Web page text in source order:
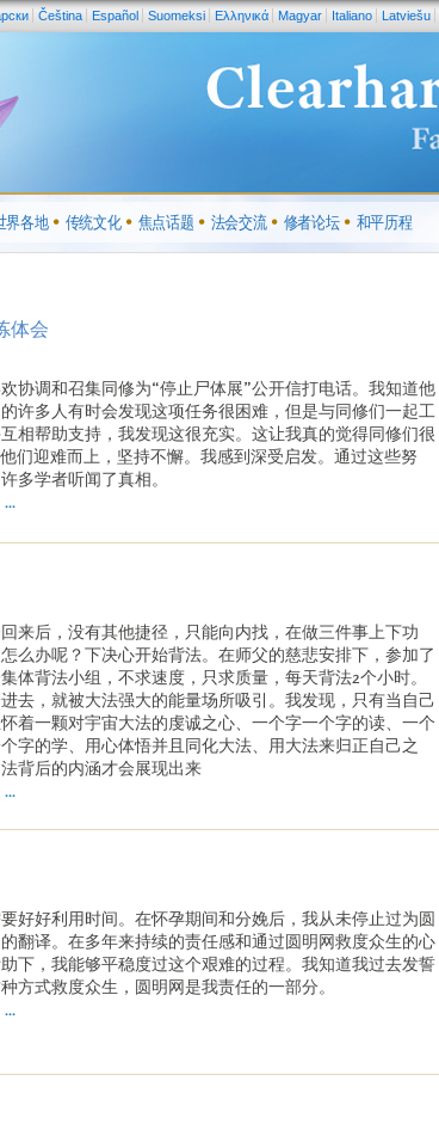
Čeština Español Suomeksi Ελληνικά Magyar Italiano Latviešu
界各地 传统文化 焦点话题 法会交流 修者论坛 和平历程
体会
协调和召集同修为“停止尸体展”公开信打电话。我知道他
许多人有时会发现这项任务很困难，但是与同修们一起工
相帮助支持，我发现这很充实。这让我真的觉得同修们很
们迎难而上，坚持不懈。我感到深受启发。通过这些努
多学者听闻了真相。
来后，没有其他捷径，只能向内找，在做三件事上下功
么办呢？下决心开始背法。在师父的慈悲安排下，参加了
体背法小组，不求速度，只求质量，每天背法2个小时。
去，就被大法强大的能量场所吸引。我发现，只有当自己
着一颗对宇宙大法的虔诚之心、一个字一个字的读、一个
字的学、用心体悟并且同化大法、用大法来归正自己之
背后的内涵才会展现出来
好好利用时间。在怀孕期间和分娩后，我从未停止过为圆
翻译。在多年来持续的责任感和通过圆明网救度众生的心
下，我能够平稳度过这个艰难的过程。我知道我过去发誓
方式救度众生，圆明网是我责任的一部分。